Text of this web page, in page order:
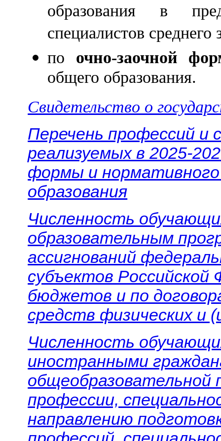
образования в
специалистов среднего
по очно-заочной
общего образования.
Свидетельство о
Перечень профессий и
реализуемых в 2025-
формы и нормативного
образования
Численность
образовательным
ассигнований
субъектов
бюджетов и по
средств физических и
Численность
иностранными
общеобразовательной
профессии,
направлению